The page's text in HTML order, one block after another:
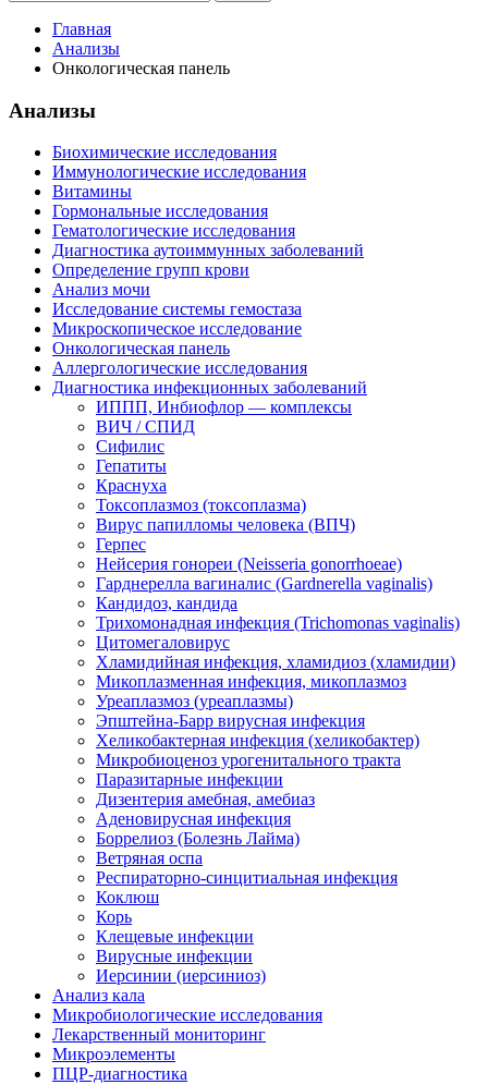
Главная
Анализы
Онкологическая панель
Анализы
Биохимические исследования
Иммунологические исследования
Витамины
Гормональные исследования
Гематологические исследования
Диагностика аутоиммунных заболеваний
Определение групп крови
Анализ мочи
Исследование системы гемостаза
Микроскопическое исследование
Онкологическая панель
Аллергологические исследования
Диагностика инфекционных заболеваний
ИППП, Инбиофлор — комплексы
ВИЧ / СПИД
Сифилис
Гепатиты
Краснуха
Токсоплазмоз (токсоплазма)
Вирус папилломы человека (ВПЧ)
Герпес
Нейсерия гонореи (Neisseria gonorrhoeae)
Гарднерелла вагиналис (Gardnerella vaginalis)
Кандидоз, кандида
Трихомонадная инфекция (Trichomonas vaginalis)
Цитомегаловирус
Хламидийная инфекция, хламидиоз (хламидии)
Микоплазменная инфекция, микоплазмоз
Уреаплазмоз (уреаплазмы)
Эпштейна-Барр вирусная инфекция
Хеликобактерная инфекция (хеликобактер)
Микробиоценоз урогенитального тракта
Паразитарные инфекции
Дизентерия амебная, амебиаз
Аденовирусная инфекция
Боррелиоз (Болезнь Лайма)
Ветряная оспа
Респираторно-синцитиальная инфекция
Коклюш
Корь
Клещевые инфекции
Вирусные инфекции
Иерсинии (иерсиниоз)
Анализ кала
Микробиологические исследования
Лекарственный мониторинг
Микроэлементы
ПЦР-диагностика